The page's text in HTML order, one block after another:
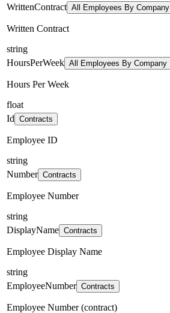
WrittenContract All Employees By Company
Written Contract
string
HoursPerWeek All Employees By Company
Hours Per Week
float
Id Contracts
Employee ID
string
Number Contracts
Employee Number
string
DisplayName Contracts
Employee Display Name
string
EmployeeNumber Contracts
Employee Number (contract)